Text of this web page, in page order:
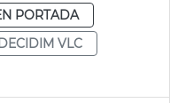
PORTADA
VLC